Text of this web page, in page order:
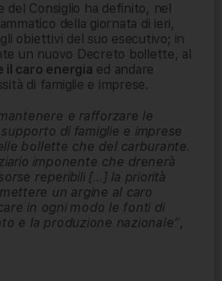
del Consiglio ha definito, nel
della giornata di ieri,
obiettivi del suo esecutivo; in
un nuovo Decreto bollette, al
il caro energia ed andare
di famiglie e imprese.
e rafforzare le
di famiglie e imprese
bollette che del carburante.
imponente che drenerà
reperibili […] la priorità
un argine al caro
in ogni modo le fonti di
e la produzione nazionale”,